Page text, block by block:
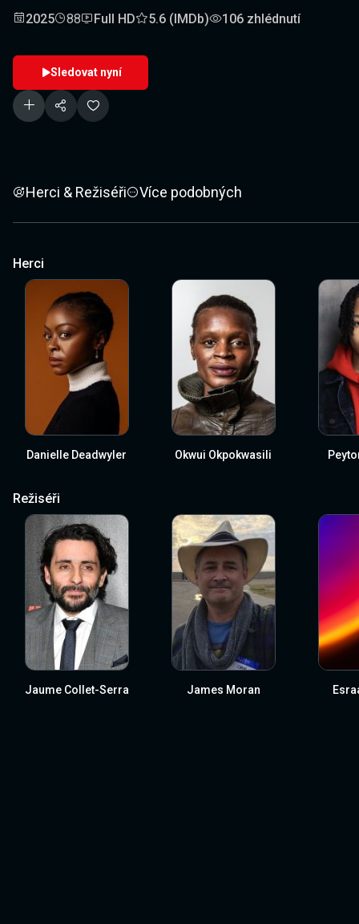
2025 88 Full HD 5.6 (IMDb) 106 zhlédnutí
Sledovat nyní
Herci & Režiséři Více podobných
Herci
Danielle Deadwyler Okwui Okpokwasili
Režiséři
Jaume Collet-Serra James Moran